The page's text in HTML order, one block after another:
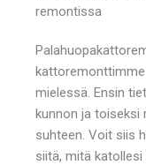
remontissa
mielessä. Ensin
kunnon ja toiseksi
suhteen. Voit siis
siitä, mitä katollesi